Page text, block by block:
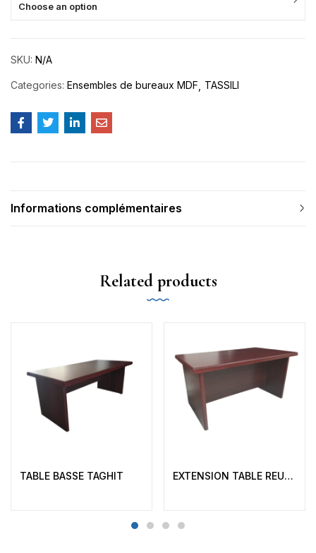
Choose an option
SKU: N/A
Categories: Ensembles de bureaux MDF TASSILI
Informations complémentaires
Related products
TABLE BASSE TAGHIT EXTENSION TABLE REUNION TAGHIT